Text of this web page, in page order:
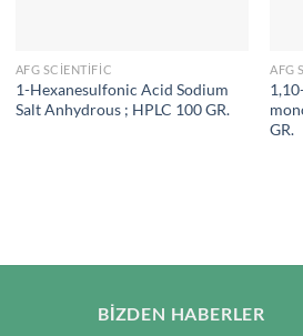
AFG SCIENTIFIC
1-Hexanesulfonic Acid Sodium
Salt Anhydrous ; HPLC 100 GR.
AFG
GR.
BIZDEN HABERLER